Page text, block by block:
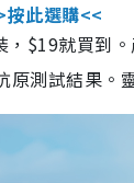
按此選購<<
，$19就買到
測試結果。